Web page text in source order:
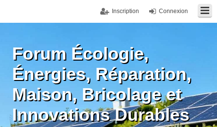
Connexion
Inscription
Forum Écologie,
Énergies, Réparation,
Maison, Bricolage et
Innovations Durables